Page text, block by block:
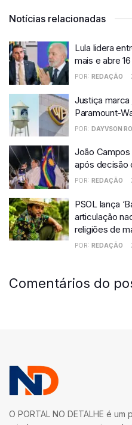
Notícias relacionadas
Lula lidera
mais e abre
POR: REDAÇÃO
Justiça
Paramount-
POR: DAYVSON
João
após decisão
POR: REDAÇÃO
PSOL lança
articulação
religiões de
POR: REDAÇÃO
Comentários do
O PORTAL NO DETALHE é